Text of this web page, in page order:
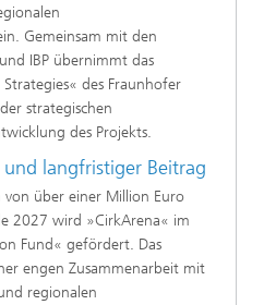
Gemeinsam mit den
IBP übernimmt das
des Fraunhofer
strategischen
des Projekts.
langfristiger Beitrag
über einer Million Euro
2027 wird »CirkArena« im
Fund« gefördert. Das
engen Zusammenarbeit mit
regionalen